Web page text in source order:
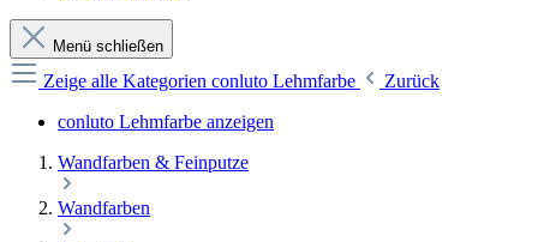
Menü schließen
Zeige alle Kategorien conluto Lehmfarbe
Zurück
conluto Lehmfarbe anzeigen
Wandfarben & Feinputze
Wandfarben